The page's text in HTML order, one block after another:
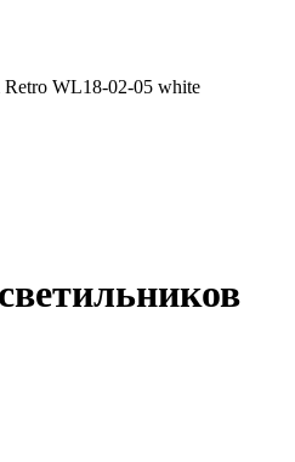
Retro WL18-02-05 white